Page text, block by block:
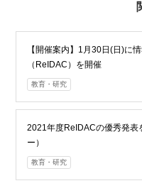
【開催案内】1月30日(日)に
（ReIDAC）を開催
教育・研究
2021年度ReIDACの優秀発表
ー）
教育・研究